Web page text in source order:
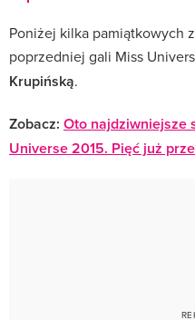
Poniżej kilka pamiątkowych
poprzedniej gali Miss
Krupińską.
Zobacz: Oto najdziwniejsze
Universe 2015. Pięć już